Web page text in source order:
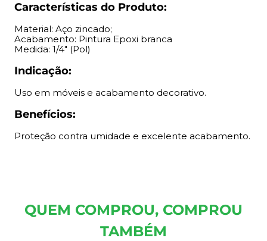
Características do Produto:
Material: Aço zincado;
Acabamento: Pintura Epoxi branca
Medida: 1/4" (Pol)
Indicação:
Uso em móveis e acabamento decorativo.
Benefícios:
Proteção contra umidade e excelente acabamento.
QUEM COMPROU, COMPROU
TAMBÉM